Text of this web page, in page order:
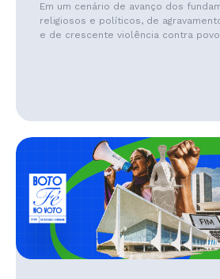
Em um cenário de avanço dos
religiosos e políticos, de
e de crescente violência contra